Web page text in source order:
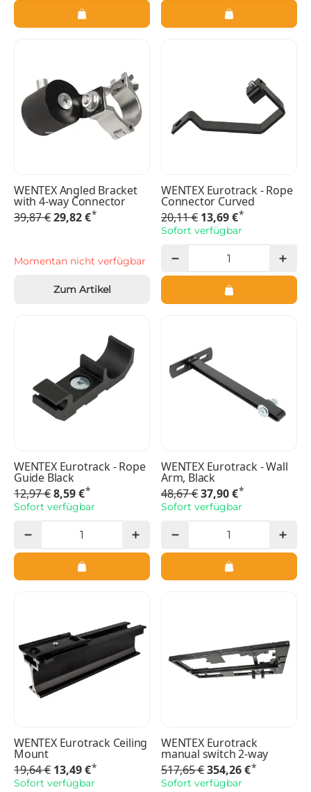
WENTEX Angled Bracket
with 4-way Connector
39,87 €29,82 €*
Momentan nicht verfügbar
Zum Artikel
WENTEX Eurotrack - Rope
Connector Curved
20,11 € 13,69 €*
Sofort verfügbar
WENTEX Eurotrack - Rope
Guide Black
12,97 €8,59 €*
Sofort verfügbar
WENTEX Eurotrack - Wall
Arm, Black
48,67 €37,90 €*
Sofort verfügbar
WENTEX Eurotrack Ceiling
Mount
19,64 € 13,49 €*
Sofort verfügbar
WENTEX Eurotrack
manual switch 2-way
517,65 €354,26 €*
Sofort verfügbar